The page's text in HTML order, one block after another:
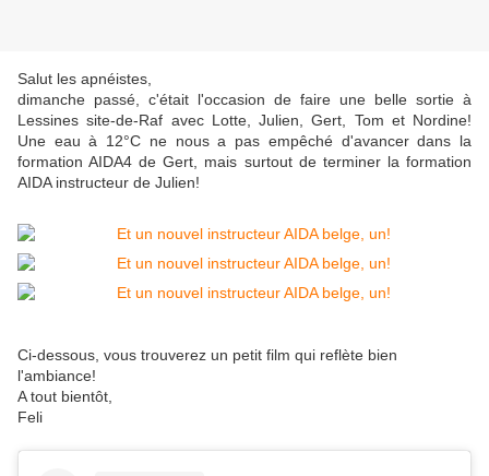
Salut les apnéistes,
dimanche passé, c'était l'occasion de faire une belle sortie à
Lessines site-de-Raf avec Lotte, Julien, Gert, Tom et Nordine!
Une eau à 12°C ne nous a pas empêché d'avancer dans la
formation AIDA4 de Gert, mais surtout de terminer la formation
AIDA instructeur de Julien!
Ci-dessous, vous trouverez un petit film qui reflète bien
l'ambiance!
A tout bientôt,
Feli